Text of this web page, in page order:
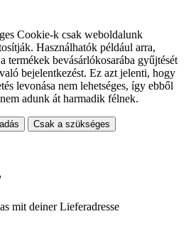
Cookie-k csak weboldalunk
Használhatók például arra,
termékek bevásárlókosarába gyűjtését
bejelentkezést. Ez azt jelenti, hogy
levonása nem lehetséges, így ebből
adunk át harmadik félnek.
Csak a szükséges
mit deiner Lieferadresse